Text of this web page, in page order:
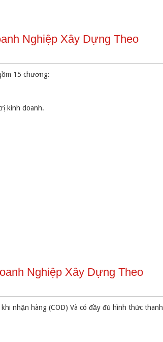
Nghiệp Xây Dựng Theo
15 chương:
kinh doanh.
Nghiệp Xây Dựng Theo
nhận hàng (COD) Và có đầy đủ hình thức thanh